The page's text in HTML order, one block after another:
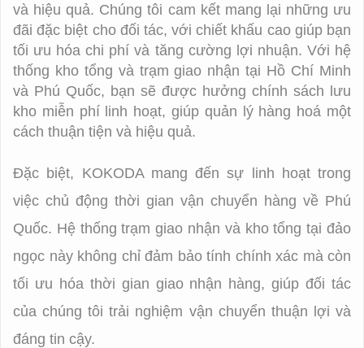
và hiệu quả. Chúng tôi cam kết mang lại những ưu
đãi đặc biệt cho đối tác, với chiết khấu cao giúp bạn
tối ưu hóa chi phí và tăng cường lợi nhuận. Với hệ
thống kho tổng và trạm giao nhận tại Hồ Chí Minh
và Phú Quốc, bạn sẽ được hưởng chính sách lưu
kho miễn phí linh hoạt, giúp quản lý hàng hoá một
cách thuận tiện và hiệu quả.
Đặc biệt, KOKODA mang đến sự linh hoạt trong
việc chủ động thời gian vận chuyển hàng về Phú
Quốc. Hệ thống trạm giao nhận và kho tổng tại đảo
ngọc này không chỉ đảm bảo tính chính xác mà còn
tối ưu hóa thời gian giao nhận hàng, giúp đối tác
của chúng tôi trải nghiệm vận chuyển thuận lợi và
đáng tin cậy.